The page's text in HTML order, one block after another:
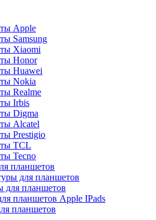
Apple
Samsung
Xiaomi
Honor
Huawei
Nokia
Realme
Irbis
Digma
Alcatel
Prestigio
TCL
Tecno
планшетов
для планшетов
для планшетов
планшетов Apple IPads
планшетов